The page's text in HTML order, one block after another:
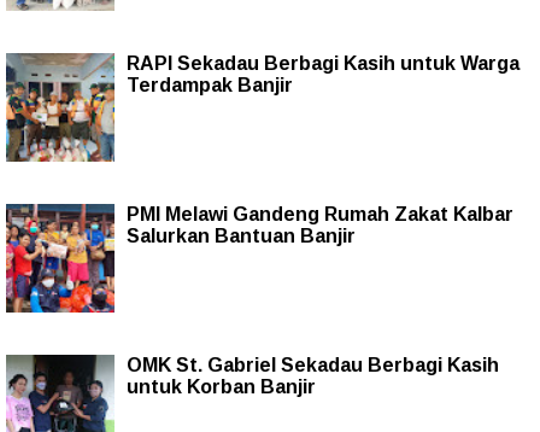
RAPI Sekadau Berbagi Kasih untuk Warga
Terdampak Banjir
PMI Melawi Gandeng Rumah Zakat Kalbar
Salurkan Bantuan Banjir
OMK St. Gabriel Sekadau Berbagi Kasih
untuk Korban Banjir